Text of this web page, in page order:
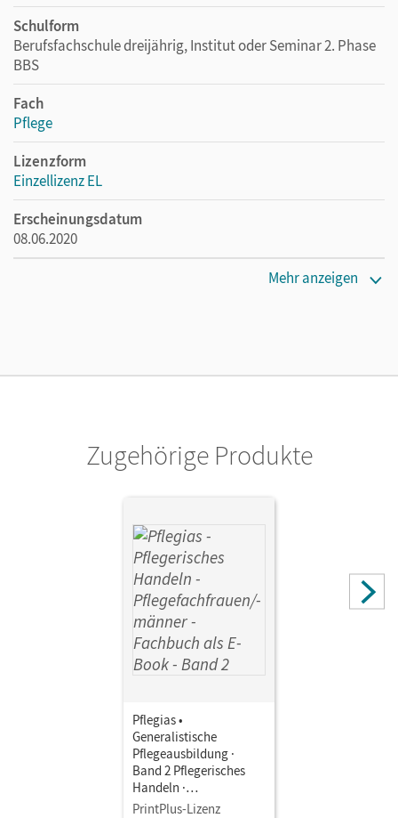
Schulform
Berufsfachschule dreijährig, Institut oder Seminar 2. Phase
BBS
Fach
Pflege
Lizenzform
Einzellizenz EL
Erscheinungsdatum
08.06.2020
Mehr anzeigen
Zugehörige Produkte
Pflegias •
Generalistische
Pflegeausbildung ·
Band 2 Pflegerisches
Handeln ·
Pflegefachfrauen/-
PrintPlus-Lizenz